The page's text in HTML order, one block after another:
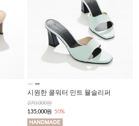
시원한 쿨워터 민트 뮬슬리퍼
270,000원
135,000원 50%